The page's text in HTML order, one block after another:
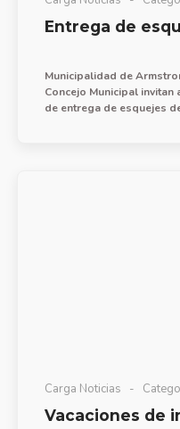
Entrega de
Municipalidad de
Concejo Municipal
de entrega de esquejes
Carga Noticias
Vacaciones de